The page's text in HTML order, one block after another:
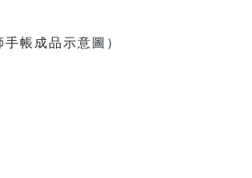
手帳成品示意圖）